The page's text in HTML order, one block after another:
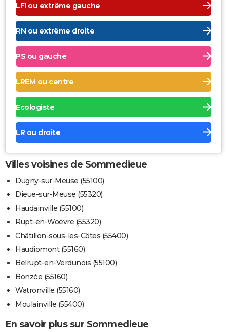
LFI ou extrême gauche
RN ou extrême droite
PS ou gauche
LREM ou centre
Ecologiste
LR ou droite
Villes voisines de Sommedieue
Dugny-sur-Meuse (55100)
Dieue-sur-Meuse (55320)
Haudainville (55100)
Rupt-en-Woëvre (55320)
Châtillon-sous-les-Côtes (55400)
Haudiomont (55160)
Belrupt-en-Verdunois (55100)
Bonzée (55160)
Watronville (55160)
Moulainville (55400)
En savoir plus sur Sommedieue